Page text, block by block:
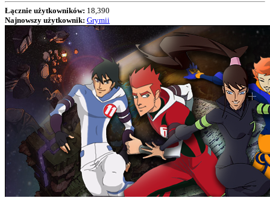
Łącznie użytkowników: 18,390
Najnowszy użytkownik: Grymii